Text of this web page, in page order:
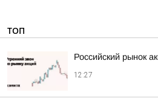
ТОП
Российский рынок
12:27